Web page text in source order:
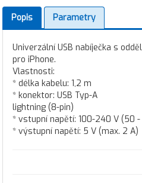
Popis Parametry
Univerzální USB nabíječka s
pro iPhone.
Vlastnosti:
* délka kabelu: 1,2 m
* konektor: USB Typ-A
lightning (8-pin)
* vstupní napětí: 100-240 V (50 -
* výstupní napětí: 5 V (max. 2 A)